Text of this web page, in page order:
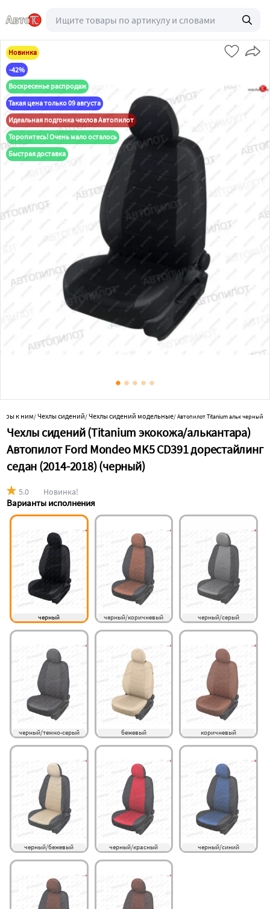
Новинка
-42%
Воскресенье распродаж
Такая цена только 09 августа
Идеальная подгонка чехлов Автопилот
Торопитесь! Очень мало осталось
Быстрая доставка
к ним/Чехлы сидений/Чехлы сидений модельные/Автопилот Titanium альк черный
Чехлы сидений (Titanium экокожа/алькантара)
Автопилот Ford Mondeo MK5 CD391 дорестайлинг
седан (2014-2018) (черный)
5.0 Новинка!
Варианты исполнения
черный черный/коричневый черный/серый
черный/темно-серый бежевый коричневый
черный/бежевый черный/красный черный/синий